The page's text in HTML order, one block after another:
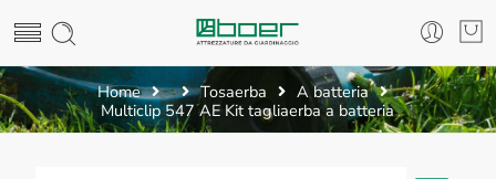
Home Tosaerba
A batteria
Multiclip 547 AE Kit tagliaerba a batteria